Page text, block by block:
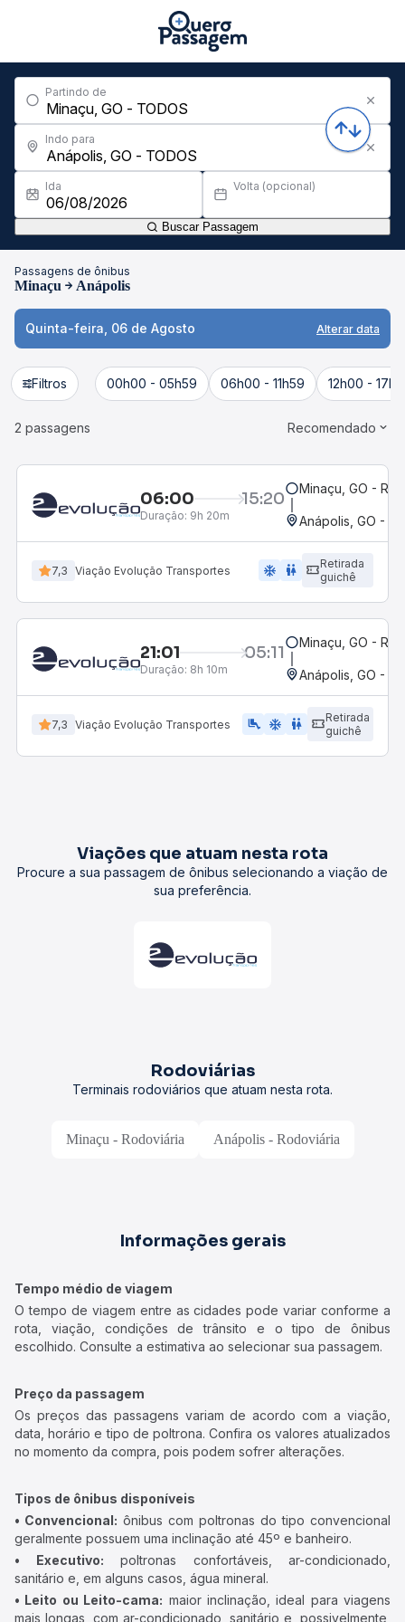
Partindo de
Indo para
Ida Volta (opcional)
Buscar Passagem
Passagens de ônibus
Minaçu Anápolis
Quinta-feira, 06 de Agosto Alterar data
Filtros 00h00 - 05h59 06h00 - 11h59 12h00 -
2 passagens Recomendado
06:00 15:20
Duração: 9h 20m
Minaçu, GO -
Anápolis, GO -
7,3 Viação Evolução Transportes ac_unit wc
Retirada
guichê
21:01 05:11
Duração: 8h 10m
Minaçu, GO -
Anápolis, GO -
7,3 Viação Evolução Transportes airline_seat_legroom_extra ac_unit wc
Retirada
guichê
Viações que atuam nesta rota
Procure a sua passagem de ônibus selecionando a viação de
sua preferência.
Rodoviárias
Terminais rodoviários que atuam nesta rota.
Minaçu - Rodoviária Anápolis - Rodoviária
Informações gerais
Tempo médio de viagem
O tempo de viagem entre as cidades pode variar conforme a
rota, viação, condições de trânsito e o tipo de ônibus
escolhido. Consulte a estimativa ao selecionar sua passagem.
Preço da passagem
Os preços das passagens variam de acordo com a viação,
data, horário e tipo de poltrona. Confira os valores atualizados
no momento da compra, pois podem sofrer alterações.
Tipos de ônibus disponíveis
• Convencional: ônibus com poltronas do tipo convencional
geralmente possuem uma inclinação até 45º e banheiro.
• Executivo: poltronas confortáveis, ar-condicionado,
sanitário e, em alguns casos, água mineral.
• Leito ou Leito-cama: maior inclinação, ideal para viagens
mais longas, com ar-condicionado, sanitário e, possivelmente,